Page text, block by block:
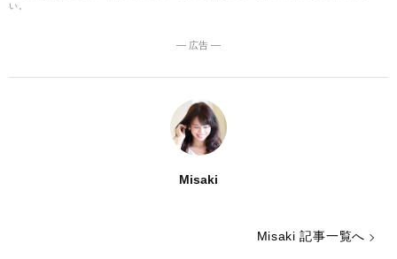
い。
― 広告 ―
Misaki
Misaki 記事一覧へ